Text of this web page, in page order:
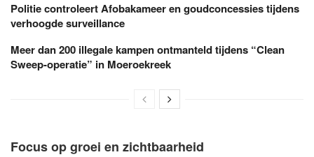
Politie controleert Afobakameer en goudconcessies tijdens
verhoogde surveillance
Meer dan 200 illegale kampen ontmanteld tijdens “Clean
Sweep-operatie” in Moeroekreek
Focus op groei en zichtbaarheid